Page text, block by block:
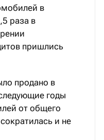
в
раза в
пришлись
продано в
годы
от общего
и не